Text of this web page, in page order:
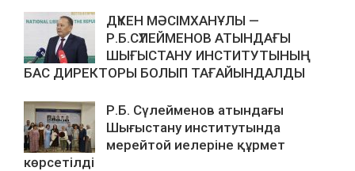
ДҮКЕН МӘСІМХАНҰЛЫ —
Р.Б.СҮЛЕЙМЕНОВ АТЫНДАҒЫ
ШЫҒЫСТАНУ ИНСТИТУТЫНЫҢ
БАС ДИРЕКТОРЫ БОЛЫП ТАҒАЙЫНДАЛДЫ
Р.Б. Сүлейменов атындағы
Шығыстану институтында
мерейтой иелеріне құрмет
көрсетілді